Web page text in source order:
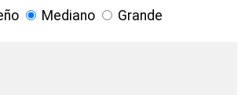
Mediano Grande